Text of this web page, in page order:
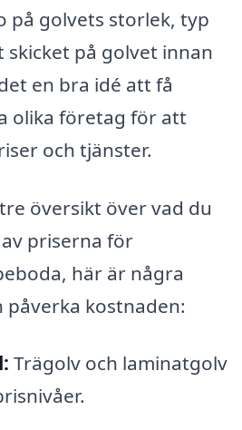
på golvets storlek, typ
skicket på golvet innan
en bra idé att få
olika företag för att
och tjänster.
översikt över vad du
priserna för
här är några
kostnaden:
Trägolv och laminatgolv